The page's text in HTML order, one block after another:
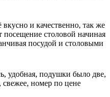
и качественно, так же
столовой начиная
посудой и столовыми
удобная, подушки было две,
свежее, номер по цене